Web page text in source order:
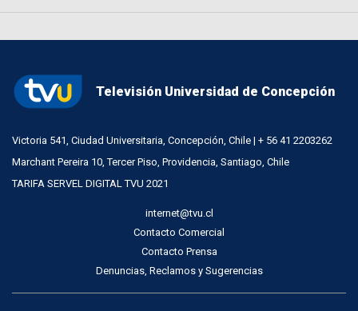
Televisión Universidad de Concepción
Victoria 541, Ciudad Universitaria, Concepción, Chile | + 56 41 2203262
Marchant Pereira 10, Tercer Piso, Providencia, Santiago, Chile
TARIFA SERVEL DIGITAL TVU 2021
internet@tvu.cl
Contacto Comercial
Contacto Prensa
Denuncias, Reclamos y Sugerencias